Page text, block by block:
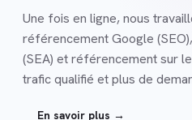
Une fois en ligne, nous
référencement Google
(SEA) et référencement sur
trafic qualifié et plus de
En savoir plus →